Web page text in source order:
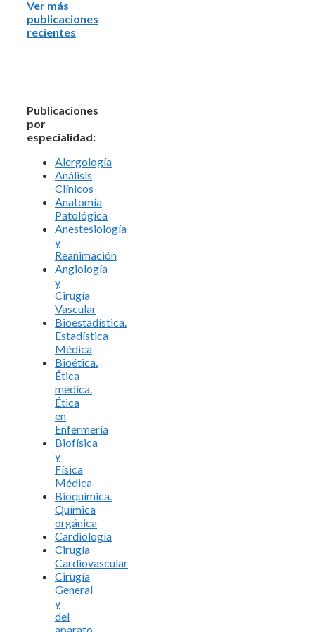
Ver más
publicaciones
recientes
Publicaciones
por
especialidad:
Alergología
Análisis
Clínicos
Anatomía
Patológica
Anestesiología
y
Reanimación
Angiología
y
Cirugía
Vascular
Bioestadística.
Estadística
Médica
Bioética.
Ética
médica.
Ética
en
Enfermería
Biofísica
y
Física
Médica
Bioquímica.
Química
orgánica
Cardiología
Cirugía
Cardiovascular
Cirugía
General
y
del